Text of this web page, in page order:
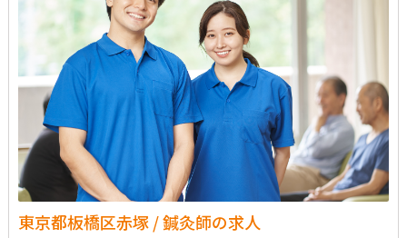
東京都板橋区赤塚 / 鍼灸師の求人